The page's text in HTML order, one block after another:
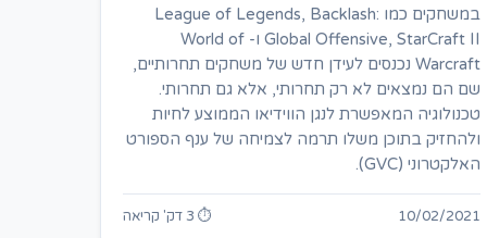
במשחקים כמו League of Legends, Backlash:
Global Offensive, StarCraft II ו- World of
Warcraft נכנסים לעידן חדש של משחקים תחרותיים,
שם הם נמצאים לא רק תחרותי, אלא גם תחרותי.
טכנולוגיה המאפשרת לנגן הווידיאו הממוצע לחיות
ולהחזיק בתוכן משלו תרמה לצמיחה של ענף הספורט
האלקטרוני (GVC).
10/02/2021 ⏱ 3 דק' קריאה